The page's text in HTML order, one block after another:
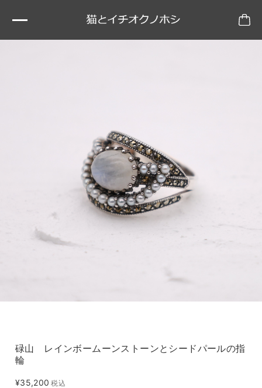
碌山 レインボームーンストーンとシードパールの指
輪
¥35,200 税込